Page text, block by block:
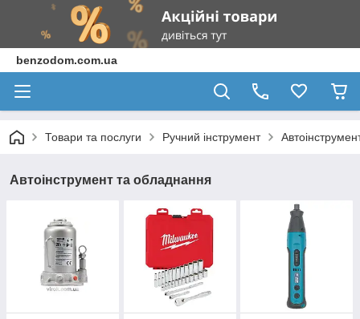
benzodom.com.ua
Товари та послуги Ручний інструмент
Автоінструмент та обладнання